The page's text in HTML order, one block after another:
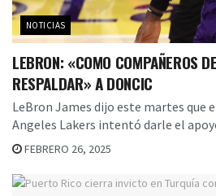
NOTICIAS
LEBRON: «COMO COMPAÑEROS
RESPALDAR» A DONCIC
LeBron James dijo este martes que
Angeles Lakers intentó darle el
FEBRERO 26, 2025